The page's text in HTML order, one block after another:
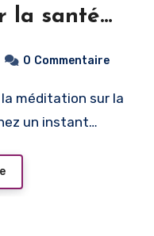
la santé
0 Commentaire
un instant…